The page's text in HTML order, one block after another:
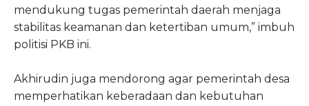
mendukung tugas pemerintah daerah menjaga
stabilitas keamanan dan ketertiban umum,” imbuh
politisi PKB ini.
Akhirudin juga mendorong agar pemerintah desa
memperhatikan keberadaan dan kebutuhan